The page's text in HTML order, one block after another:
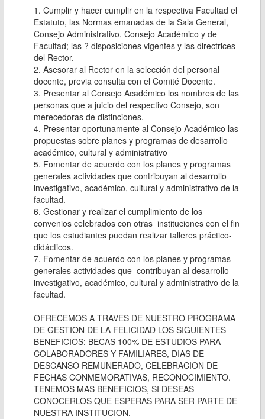
1. Cumplir y hacer cumplir en la respectiva Facultad el
Estatuto, las Normas emanadas de la Sala General,
Consejo Administrativo, Consejo Académico y de
Facultad; las ? disposiciones vigentes y las directrices
del Rector.
2. Asesorar al Rector en la selección del personal
docente, previa consulta con el Comité Docente.
3. Presentar al Consejo Académico los nombres de las
personas que a juicio del respectivo Consejo, son
merecedoras de distinciones.
4. Presentar oportunamente al Consejo Académico las
propuestas sobre planes y programas de desarrollo
académico, cultural y administrativo
5. Fomentar de acuerdo con los planes y programas
generales actividades que contribuyan al desarrollo
investigativo, académico, cultural y administrativo de la
facultad.
6. Gestionar y realizar el cumplimiento de los
convenios celebrados con otras  instituciones con el fin
que los estudiantes puedan realizar talleres práctico-
didácticos.
7. Fomentar de acuerdo con los planes y programas
generales actividades que  contribuyan al desarrollo
investigativo, académico, cultural y administrativo de la
facultad.
OFRECEMOS A TRAVES DE NUESTRO PROGRAMA
DE GESTION DE LA FELICIDAD LOS SIGUIENTES
BENEFICIOS: BECAS 100% DE ESTUDIOS PARA
COLABORADORES Y FAMILIARES, DIAS DE
DESCANSO REMUNERADO, CELEBRACION DE
FECHAS CONMEMORATIVAS, RECONOCIMIENTO.
TENEMOS MAS BENEFICIOS, SI DESEAS
CONOCERLOS QUE ESPERAS PARA SER PARTE DE
NUESTRA INSTITUCION.